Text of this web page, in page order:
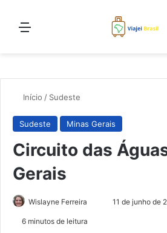
Menu
Início / Sudeste
Sudeste Minas Gerais
Circuito das
Gerais
Wislayne Ferreira
Mande11 de junho de
6 minutos de leitura